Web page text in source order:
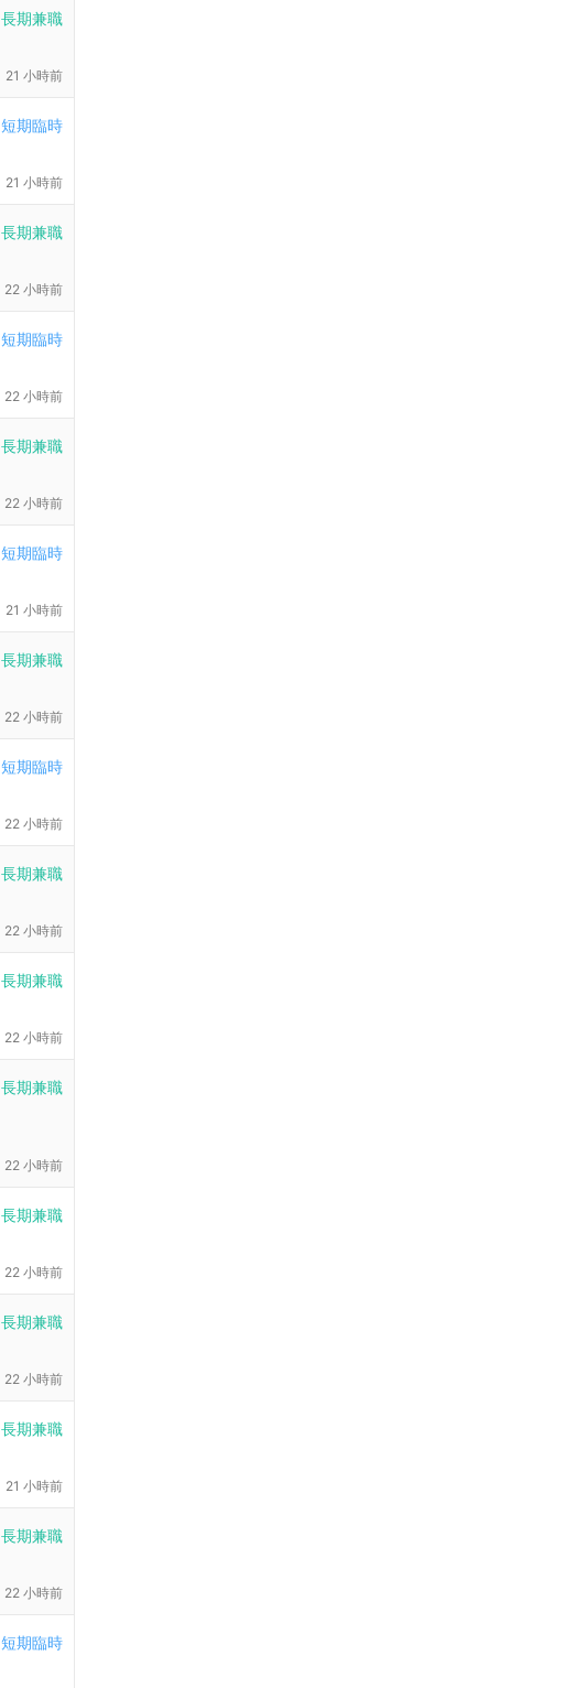
長期兼職
21 小時前
短期臨時
21 小時前
長期兼職
22 小時前
短期臨時
22 小時前
長期兼職
22 小時前
短期臨時
21 小時前
長期兼職
22 小時前
短期臨時
22 小時前
長期兼職
22 小時前
長期兼職
22 小時前
長期兼職
22 小時前
長期兼職
22 小時前
長期兼職
22 小時前
長期兼職
21 小時前
長期兼職
22 小時前
短期臨時